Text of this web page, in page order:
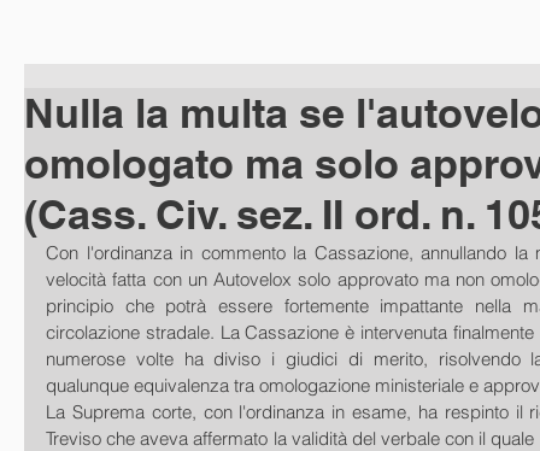
Nulla la multa se
omologato ma solo
(Cass. Civ. sez. II ord. n.
Con l'ordinanza in commento la Cassazione, annullando
velocità fatta con un Autovelox solo approvato ma non
principio che potrà essere fortemente impattante nella
circolazione stradale. La Cassazione è intervenuta
numerose volte ha diviso i giudici di merito, risolvendo
qualunque equivalenza tra omologazione ministeriale e
La Suprema corte, con l'ordinanza in esame, ha respinto il
Treviso che aveva affermato la validità del verbale con il